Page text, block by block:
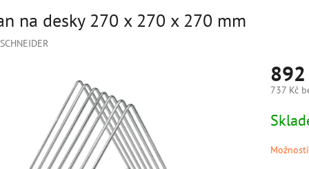
na desky 270 x 270 x 270 mm
SCHNEIDER
737 Kč
cena: